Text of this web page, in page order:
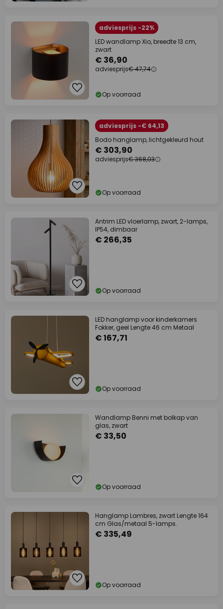
adviesprijs -22%
LED wandlamp Xio, breedte 13 cm,
zwart
€ 36,90
adviesprijs€ 47,74
Op voorraad
adviesprijs -€ 64,13
Bodo hanglamp, lichtgekleurd hout
€ 303,90
adviesprijs€ 368,03
Op voorraad
Antrim LED vloerlamp, zwart, 2-lamps,
IP54, dimbaar
€ 266,35
Op voorraad
LED hanglamp voor kinderkamers
Fokker, geel Lengte 46 cm Metaal
€ 167,71
Op voorraad
Wandlamp Benni met bolkap van
glas, zwart
€ 33,50
Op voorraad
Hanglamp Lambres, zwart Lengte 164
cm Glas/metaal 5-lamps.
€ 335,49
Op voorraad